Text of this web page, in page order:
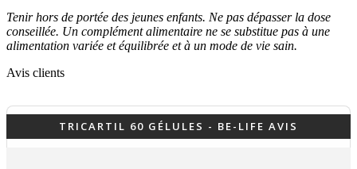
Tenir hors de portée des jeunes enfants. Ne pas dépasser la dose
conseillée. Un complément alimentaire ne se substitue pas à une
alimentation variée et équilibrée et à un mode de vie sain.
Avis clients
TRICARTIL 60 GÉLULES - BE-LIFE AVIS